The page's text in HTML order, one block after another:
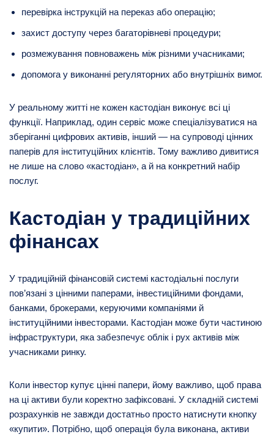
перевірка інструкцій на переказ або операцію;
захист доступу через багаторівневі процедури;
розмежування повноважень між різними учасниками;
допомога у виконанні регуляторних або внутрішніх вимог.
У реальному житті не кожен кастодіан виконує всі ці
функції. Наприклад, один сервіс може спеціалізуватися на
зберіганні цифрових активів, інший — на супроводі цінних
паперів для інституційних клієнтів. Тому важливо дивитися
не лише на слово «кастодіан», а й на конкретний набір
послуг.
Кастодіан у традиційних
фінансах
У традиційній фінансовій системі кастодіальні послуги
пов’язані з цінними паперами, інвестиційними фондами,
банками, брокерами, керуючими компаніями й
інституційними інвесторами. Кастодіан може бути частиною
інфраструктури, яка забезпечує облік і рух активів між
учасниками ринку.
Коли інвестор купує цінні папери, йому важливо, щоб права
на ці активи були коректно зафіксовані. У складній системі
розрахунків не завжди достатньо просто натиснути кнопку
«купити». Потрібно, щоб операція була виконана, активи